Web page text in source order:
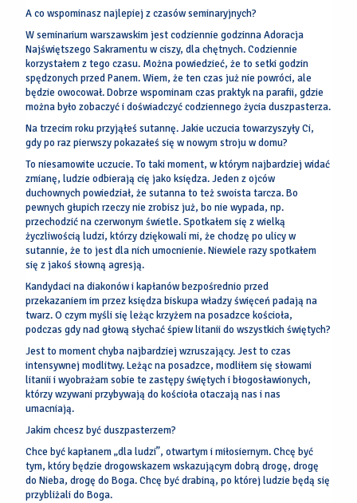
A co wspominasz najlepiej z czasów seminaryjnych?
W seminarium warszawskim jest codziennie godzinna Adoracja
Najświętszego Sakramentu w ciszy, dla chętnych. Codziennie
korzystałem z tego czasu. Można powiedzieć, że to setki godzin
spędzonych przed Panem. Wiem, że ten czas już nie powróci, ale
będzie owocował. Dobrze wspominam czas praktyk na parafii, gdzie
można było zobaczyć i doświadczyć codziennego życia duszpasterza.
Na trzecim roku przyjąłeś sutannę. Jakie uczucia towarzyszyły Ci,
gdy po raz pierwszy pokazałeś się w nowym stroju w domu?
To niesamowite uczucie. To taki moment, w którym najbardziej widać
zmianę, ludzie odbierają cię jako księdza. Jeden z ojców
duchownych powiedział, że sutanna to też swoista tarcza. Bo
pewnych głupich rzeczy nie zrobisz już, bo nie wypada, np.
przechodzić na czerwonym świetle. Spotkałem się z wielką
życzliwością ludzi, którzy dziękowali mi, że chodzę po ulicy w
sutannie, że to jest dla nich umocnienie. Niewiele razy spotkałem
się z jakoś słowną agresją.
Kandydaci na diakonów i kapłanów bezpośrednio przed
przekazaniem im przez księdza biskupa władzy święceń padają na
twarz. O czym myśli się leżąc krzyżem na posadzce kościoła,
podczas gdy nad głową słychać śpiew litanii do wszystkich świętych?
Jest to moment chyba najbardziej wzruszający. Jest to czas
intensywnej modlitwy. Leżąc na posadzce, modliłem się słowami
litanii i wyobrażam sobie te zastępy świętych i błogosławionych,
którzy wzywani przybywają do kościoła otaczają nas i nas
umacniają.
Jakim chcesz być duszpasterzem?
Chce być kapłanem „dla ludzi”, otwartym i miłosiernym. Chcę być
tym, który będzie drogowskazem wskazującym dobrą drogę, drogę
do Nieba, drogę do Boga. Chcę być drabiną, po której ludzie będą się
przybliżali do Boga.